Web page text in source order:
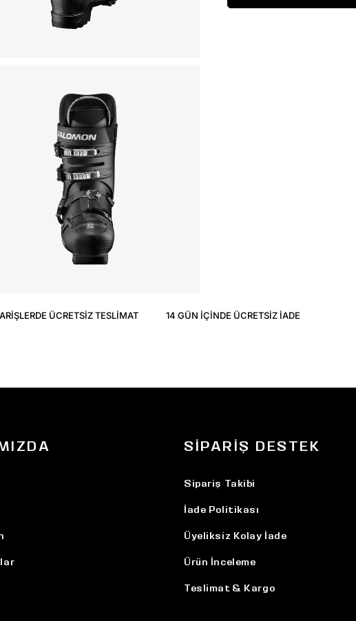
ÜCRETSIZ TESLIMAT 14 GÜN IÇINDE ÜCRETSIZ IADE
SIPARIŞ DESTEK
Sipariş Takibi
İade Politikası
Üyeliksiz Kolay İade
Ürün İnceleme
Teslimat & Kargo